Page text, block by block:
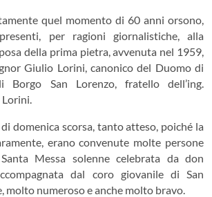
quel momento di 60 anni orsono,
per ragioni giornalistiche, alla
della prima pietra, avvenuta nel 1959,
Giulio Lorini, canonico del Duomo di
Borgo San Lorenzo, fratello dell’ing.
domenica scorsa, tanto atteso, poiché la
erano convenute molte persone
Messa solenne celebrata da don
dal coro giovanile di San
molto numeroso e anche molto bravo.